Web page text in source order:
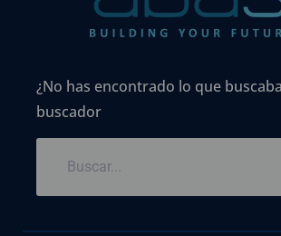
¿No has encontrado lo que
buscador